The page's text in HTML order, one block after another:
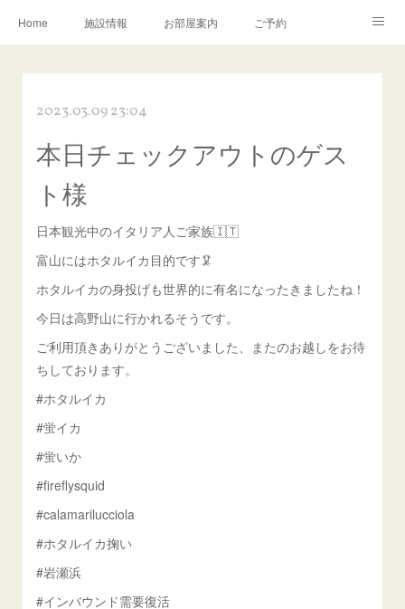
Home 施設情報 お部屋案内 ご予約
お問い合わせ／Q&A
2023.03.09 23:04
本日チェックアウトのゲス
ト様
日本観光中のイタリア人ご家族🇮🇹
富山にはホタルイカ目的です🦑
ホタルイカの身投げも世界的に有名になったきましたね！
今日は高野山に行かれるそうです。
ご利用頂きありがとうございました、またのお越しをお待
ちしております。
#ホタルイカ
#蛍イカ
#蛍いか
#fireflysquid
#calamarilucciola
#ホタルイカ掬い
#岩瀬浜
#インバウンド需要復活